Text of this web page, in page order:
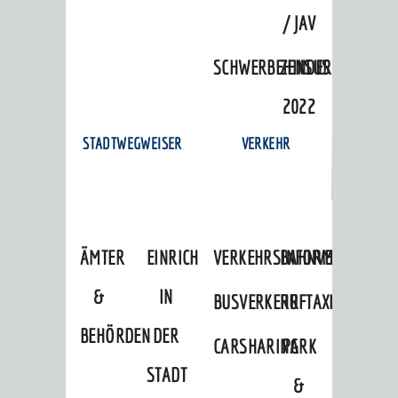
/ JAV
ZENSUS
2022
STADTWEGWEISER
ÄMTER
&
BEHÖRDEN
EINRICHTUNGEN
IN
DER
STADT
VERKEHR
VERKEHRSINFORMATIONEN
BAHNVERKEHR
BUSVERKEHRRUFTAXI
CARSHARINGPARK
&